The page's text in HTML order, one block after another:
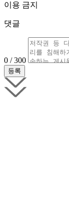
이용 금지
댓글
0 / 300